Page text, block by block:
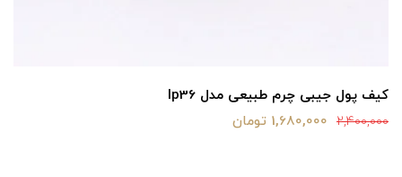
کیف پول جیبی چرم طبیعی مدل lp36
2,400,000 1,680,000 تومان